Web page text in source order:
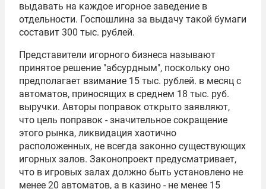
выдавать на каждое игорное заведение в
отдельности. Госпошлина за выдачу такой бумаги
составит 300 тыс. рублей.
Представители игорного бизнеса называют
принятое решение "абсурдным", поскольку оно
предполагает взимание 15 тыс. рублей. в месяц с
автоматов, приносящих в среднем 18 тыс. руб.
выручки. Авторы поправок открыто заявляют,
что цель поправок - значительное сокращение
этого рынка, ликвидация хаотично
расположенных, не всегда законно существующих
игорных залов. Законопроект предусматривает,
что в игровых залах должно быть установлено не
менее 20 автоматов, а в казино - не менее 15